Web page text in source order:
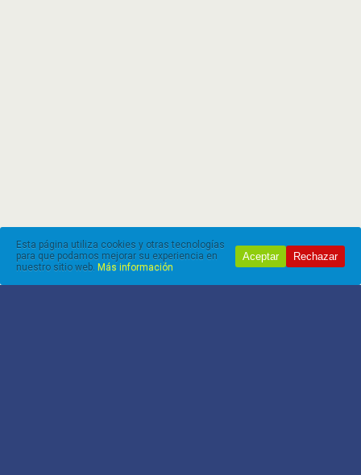
Esta página utiliza cookies y otras tecnologías
para que podamos mejorar su experiencia en
nuestro sitio web. Más información
Aceptar Rechazar